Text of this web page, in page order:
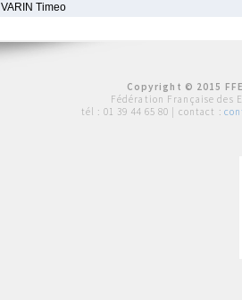
VARIN Timeo
Copyright © 2015
Fédération Française des
tél : 01 39 44 65 80 | contact :